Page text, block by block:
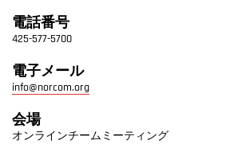
電話番号
425-577-5700
電子メール
info@norcom.org
会場
オンラインチームミーティング